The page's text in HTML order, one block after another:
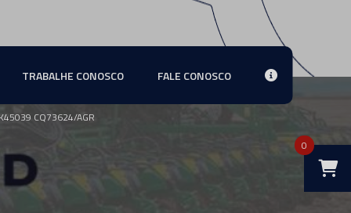
TRABALHE CONOSCO FALE CONOSCO
0
CQ73624/AGR